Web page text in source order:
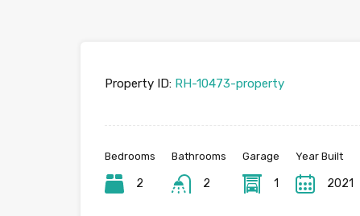
Property ID: RH-10473-property
Bedrooms
2
Bathrooms
2
Garage
1
Year Built
2021